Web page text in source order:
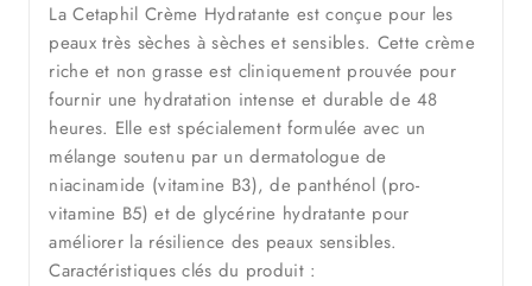
La Cetaphil Crème Hydratante est conçue pour les
peaux très sèches à sèches et sensibles. Cette crème
riche et non grasse est cliniquement prouvée pour
fournir une hydratation intense et durable de 48
heures. Elle est spécialement formulée avec un
mélange soutenu par un dermatologue de
niacinamide (vitamine B3), de panthénol (pro-
vitamine B5) et de glycérine hydratante pour
améliorer la résilience des peaux sensibles.
Caractéristiques clés du produit :